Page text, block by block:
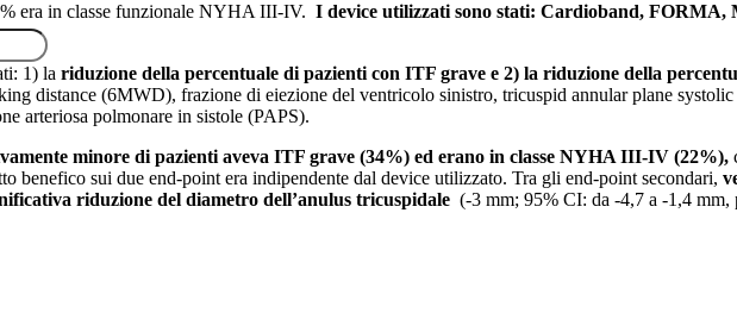
era in classe funzionale NYHA III-IV. I device utilizzati sono stati: Cardioband,
1) la riduzione della percentuale di pazienti con ITF grave e 2) la riduzione della
distance (6MWD), frazione di eiezione del ventricolo sinistro, tricuspid annular plane
arteriosa polmonare in sistole (PAPS).
minore di pazienti aveva ITF grave (34%) ed erano in classe NYHA III-IV (22%),
benefico sui due end-point era indipendente dal device utilizzato. Tra gli end-point secondari,
riduzione del diametro dell’anulus tricuspidale (-3 mm; 95% CI: da -4,7 a -1,4 mm,